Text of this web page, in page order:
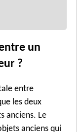
un
?
entre
les deux
anciens. Le
anciens qui